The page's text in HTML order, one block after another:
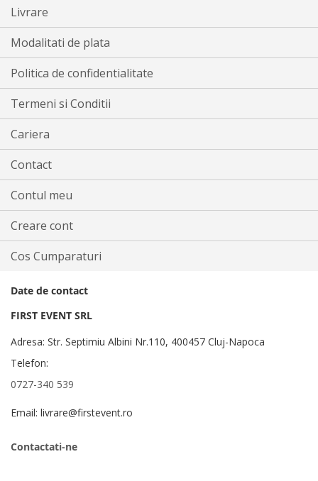
Livrare
Modalitati de plata
Politica de confidentialitate
Termeni si Conditii
Cariera
Contact
Contul meu
Creare cont
Cos Cumparaturi
Date de contact
FIRST EVENT SRL
Adresa: Str. Septimiu Albini Nr.110, 400457 Cluj-Napoca
Telefon:
0727-340 539
Email: livrare@firstevent.ro
Contactati-ne